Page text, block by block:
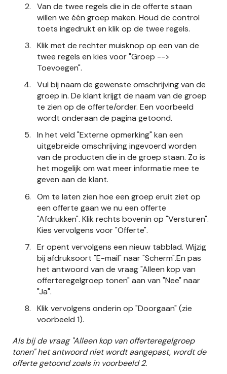
Van de twee regels die in de offerte staan
willen we één groep maken. Houd de control
toets ingedrukt en klik op de twee regels.
Klik met de rechter muisknop op een van de
twee regels en kies voor "Groep -->
Toevoegen".
Vul bij naam de gewenste omschrijving van de
groep in. De klant krijgt de naam van de groep
te zien op de offerte/order. Een voorbeeld
wordt onderaan de pagina getoond.
In het veld "Externe opmerking" kan een
uitgebreide omschrijving ingevoerd worden
van de producten die in de groep staan. Zo is
het mogelijk om wat meer informatie mee te
geven aan de klant.
Om te laten zien hoe een groep eruit ziet op
een offerte gaan we nu een offerte
"Afdrukken". Klik rechts bovenin op "Versturen".
Kies vervolgens voor "Offerte".
Er opent vervolgens een nieuw tabblad. Wijzig
bij afdruksoort "E-mail" naar "Scherm".En pas
het antwoord van de vraag "Alleen kop van
offerteregelgroep tonen" aan van "Nee" naar
"Ja".
Klik vervolgens onderin op "Doorgaan" (zie
voorbeeld 1).
Als bij de vraag "Alleen kop van offerteregelgroep
tonen" het antwoord niet wordt aangepast, wordt de
offerte getoond zoals in voorbeeld 2.